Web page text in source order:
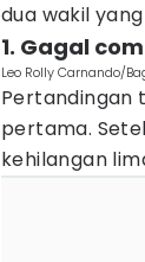
dua wakil
1. Gagal
Leo Rolly Carnando/
Pertandingan
pertama.
kehilangan